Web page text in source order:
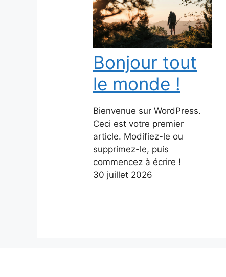
Bonjour tout
le monde !
Bienvenue sur WordPress.
Ceci est votre premier
article. Modifiez-le ou
supprimez-le, puis
commencez à écrire !
30 juillet 2026